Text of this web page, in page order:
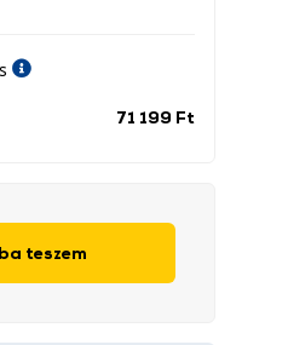
időszak
71 199 Ft
teszem